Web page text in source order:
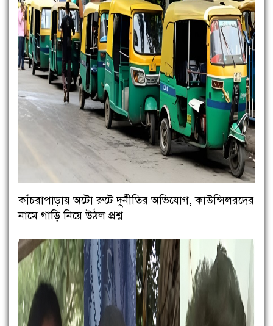
কাঁচরাপাড়ায় অটো রুটে দুর্নীতির অভিযোগ, কাউন্সিলরদের
নামে গাড়ি নিয়ে উঠল প্রশ্ন